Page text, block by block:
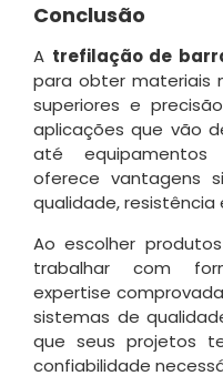
Conclusão
A trefilação de
para obter materiais
superiores e
aplicações que vão
até
oferece vantagens
qualidade,
Ao escolher
trabalhar com
expertise
sistemas de
que seus projetos
confiabilidade